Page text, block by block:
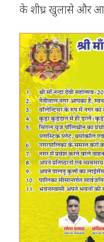
के शीघ्र खुलासे और